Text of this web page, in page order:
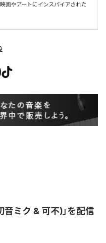
画やアートにインスパイアされた
ミク & 可不)」を配信